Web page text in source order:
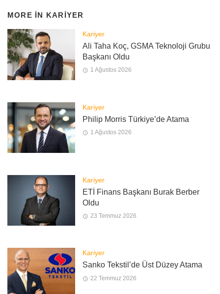
MORE IN KARIYER
Kariyer
Ali Taha Koç, GSMA Teknoloji Grubu
Başkanı Oldu
1 Ağustos 2026
Kariyer
Philip Morris Türkiye’de Atama
1 Ağustos 2026
Kariyer
ETİ Finans Başkanı Burak Berber
Oldu
23 Temmuz 2026
Kariyer
Sanko Tekstil’de Üst Düzey Atama
22 Temmuz 2026